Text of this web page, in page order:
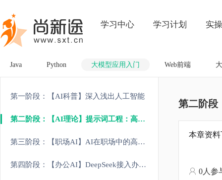
学习中心 学习计划 实操
Java Python 大模型应用入门 Web前端
第一阶段：【AI科普】深入浅出人工智能
第二阶段：【AI理论】提示词工程：高效对话与优化技巧
第三阶段：【职场AI】AI在职场中的高效应用场景
第四阶段：【办公AI】DeepSeek接入办公工具实战
第二阶段
本章资
0人参